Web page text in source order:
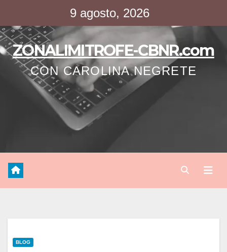
contenido
9 agosto, 2026
ZONALIMITROFE-CBNR.com
CON CAROLINA NEGRETE
BLOG